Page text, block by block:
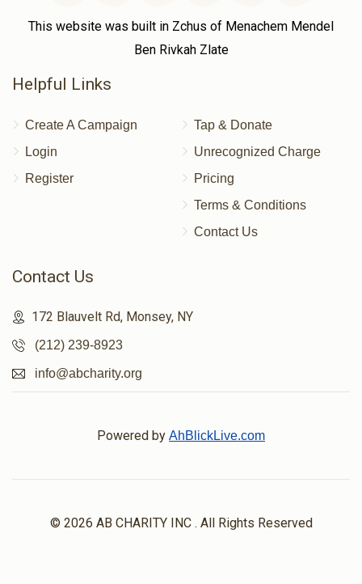
This website was built in Zchus of Menachem Mendel
Ben Rivkah Zlate
Helpful Links
Create A Campaign
Login
Register
Tap & Donate
Unrecognized Charge
Pricing
Terms & Conditions
Contact Us
Contact Us
172 Blauvelt Rd, Monsey, NY
(212) 239-8923
info@abcharity.org
Powered by AhBlickLive.com
© 2026 AB CHARITY INC . All Rights Reserved